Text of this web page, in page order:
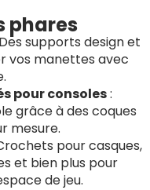
phares
supports design et
vos manettes avec
pour consoles:
grâce à des coques
mesure.
pour casques,
et bien plus pour
de jeu.